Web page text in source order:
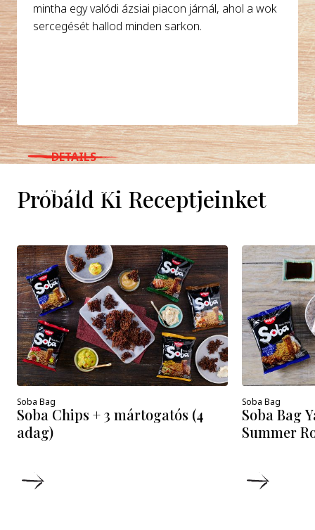
mintha egy valódi ázsiai piacon járnál, ahol a wok
sercegését hallod minden sarkon.
WHERE TO BUY
DETAILS
Próbáld Ki Receptjeinket
Soba Bag
Soba Chips + 3 mártogatós (4
adag)
Soba Bag
Soba Bag
Summer